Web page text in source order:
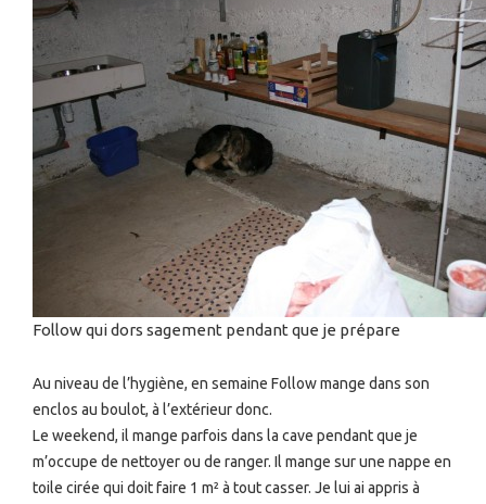
Follow qui dors sagement pendant que je prépare
Au niveau de l’hygiène, en semaine Follow mange dans son
enclos au boulot, à l’extérieur donc.
Le weekend, il mange parfois dans la cave pendant que je
m’occupe de nettoyer ou de ranger. Il mange sur une nappe en
toile cirée qui doit faire 1 m² à tout casser. Je lui ai appris à